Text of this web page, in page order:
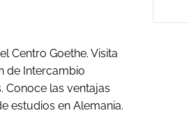
Centro Goethe. Visita
de Intercambio
Conoce las ventajas
estudios en Alemania.